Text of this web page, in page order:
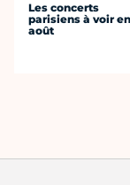
Les concerts
parisiens à voir en
août